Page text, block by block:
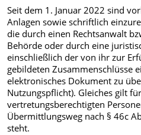
Seit dem 1. Januar 2022 sind
Anlagen sowie schriftlich
die durch einen Rechtsanwalt
Behörde oder durch eine
einschließlich der von ihr zur
gebildeten Zusammenschlüsse
elektronisches Dokument zu
Nutzungspflicht). Gleiches gilt
vertretungsberechtigten
Übermittlungsweg nach § 46c
steht.